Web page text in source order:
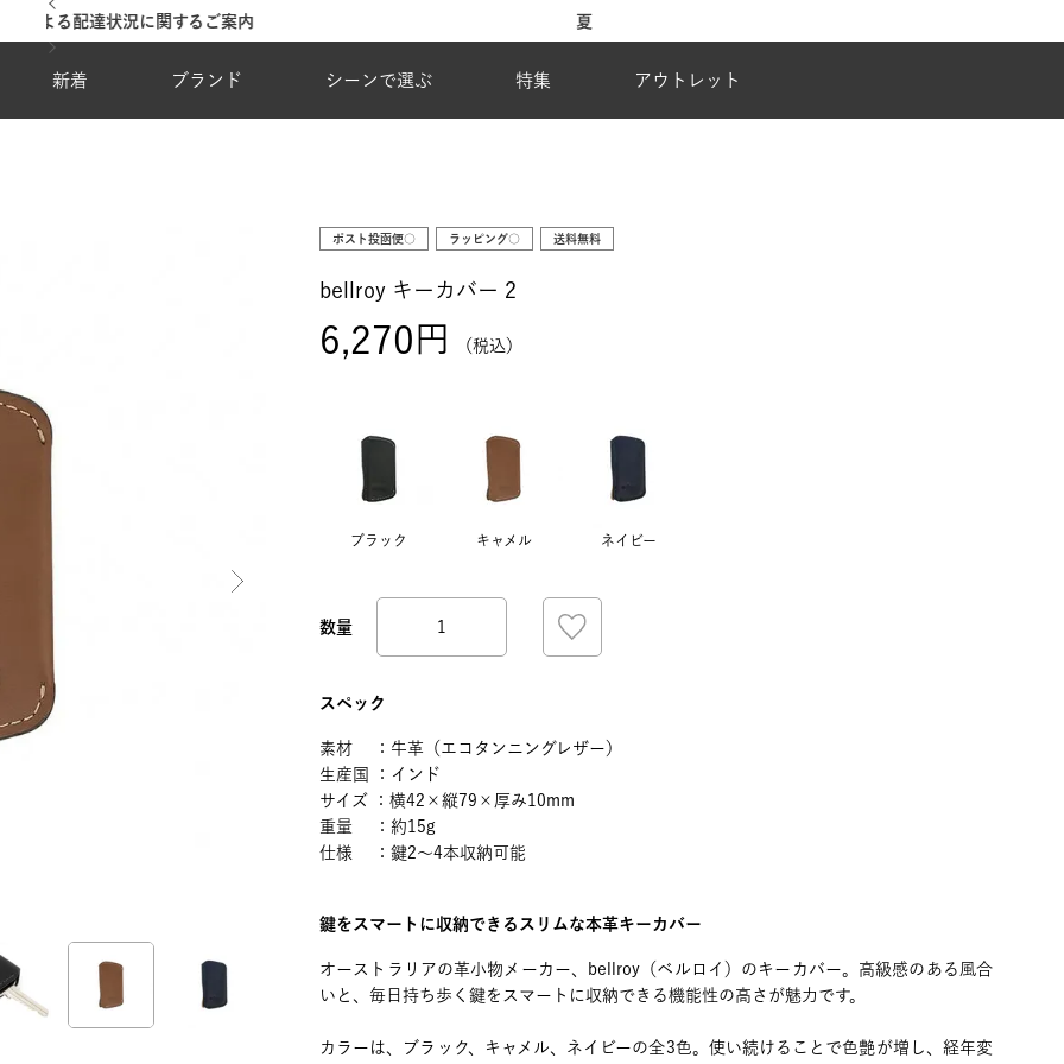
新着 ブランド シーンで選ぶ 特集 アウトレット
ポスト投函便○ ラッピング○ 送料無料
bellroy キーカバー 2
6,270 税込
ブラック キャメル ネイビー
スペック
素材 ：牛革（エコタンニングレザー）
生産国 ：インド
サイズ ：横42×縦79×厚み10mm
重量 ：約15g
仕様 ：鍵2～4本収納可能
鍵をスマートに収納できるスリムな本革キーカバー
オーストラリアの革小物メーカー、bellroy（ベルロイ）のキーカバー。高級感のある風合
いと、毎日持ち歩く鍵をスマートに収納できる機能性の高さが魅力です。
カラーは、ブラック、キャメル、ネイビーの全3色。使い続けることで色艶が増し、経年変